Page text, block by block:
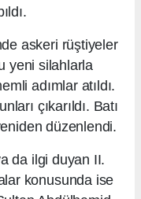
askeri rüştiyeler
yeni silahlarla
adımlar atıldı.
çıkarıldı. Batı
düzenlendi.
da ilgi duyan II.
konusunda ise